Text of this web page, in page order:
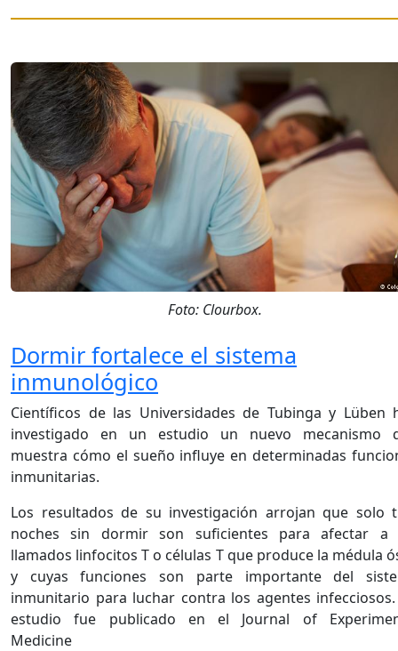
Foto: Clourbox.
Dormir fortalece el sistema
inmunológico
Científicos de las Universidades de Tubinga y Lüben
investigado en un estudio un nuevo mecanismo
muestra cómo el sueño influye en determinadas
inmunitarias.
Los resultados de su investigación arrojan que solo
noches sin dormir son suficientes para afectar a
llamados linfocitos T o células T que produce la médula
y cuyas funciones son parte importante del
inmunitario para luchar contra los agentes
estudio fue publicado en el Journal of
Medicine